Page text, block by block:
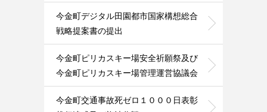
今金町デジタル田園都市国家構想総合
戦略提案書の提出
今金町ピリカスキー場安全祈願祭及び
今金町ピリカスキー場管理運営協議会
今金町交通事故死ゼロ１０００日表彰